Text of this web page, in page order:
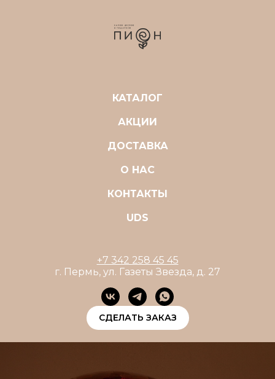
КАТАЛОГ
АКЦИИ
ДОСТАВКА
О НАС
КОНТАКТЫ
UDS
+7 342 258 45 45
г. Пермь, ул. Газеты Звезда, д. 27
СДЕЛАТЬ ЗАКАЗ